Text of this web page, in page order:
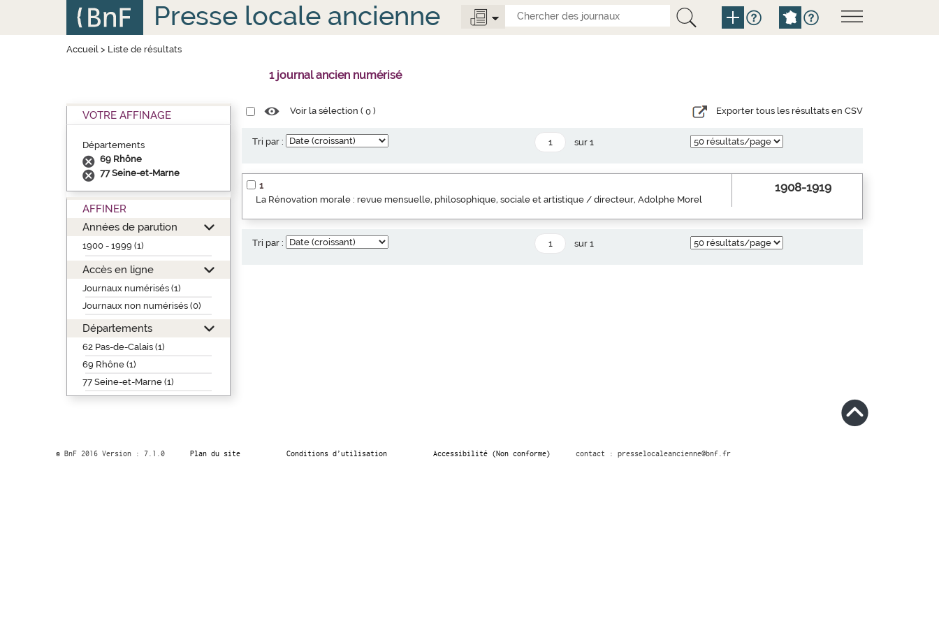
Presse locale ancienne
Accueil> Liste de résultats
1 journal ancien numérisé
VOTRE AFFINAGE
Départements
69 Rhône
77 Seine-et-Marne
AFFINER
Années de parution
1900 - 1999 (1)
Accès en ligne
Journaux numérisés (1)
Journaux non numérisés (0)
Départements
62 Pas-de-Calais (1)
69 Rhône (1)
77 Seine-et-Marne (1)
Voir la sélection (0 ) Exporter tous les résultats en CSV
Tri par : sur 1
1
La Rénovation morale : revue mensuelle, philosophique, sociale et artistique / directeur, Adolphe Morel
1908-1919
Tri par : sur 1
© BnF 2016 Version : 7.1.0 Plan du site Conditions d’utilisation Accessibilité (Non conforme) contact : presselocaleancienne@bnf.fr
Panneau de gestion des cookies